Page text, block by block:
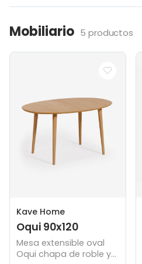
Mobiliario 5 productos
Kave Home
Oqui 90x120
Mesa extensible oval
Oqui chapa de roble y